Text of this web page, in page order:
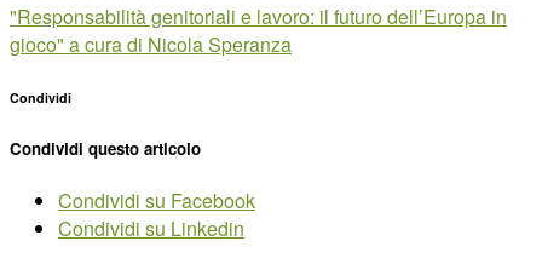
"Responsabilità genitoriali e lavoro: il futuro dell’Europa in
gioco" a cura di Nicola Speranza
Condividi
Condividi questo articolo
Condividi su Facebook
Condividi su Linkedin